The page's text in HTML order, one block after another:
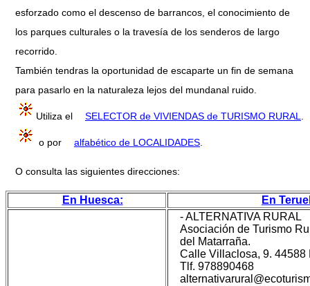
esforzado como el descenso de barrancos, el conocimiento de
los parques culturales o la travesía de los senderos de largo
recorrido.
También tendras la oportunidad de escaparte un fin de semana
para pasarlo en la naturaleza lejos del mundanal ruido.
Utiliza el SELECTOR de VIVIENDAS de TURISMO RURAL.
o por alfabético de LOCALIDADES.
O consulta las siguientes direcciones:
En Huesca: En
- ALTERNATIVA RURAL
Asociación de Turismo
del Matarraña.
Calle Villaclosa, 9. 44588
Tlf. 978890468